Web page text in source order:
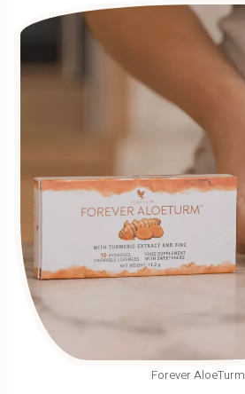
Forever AloeTurm